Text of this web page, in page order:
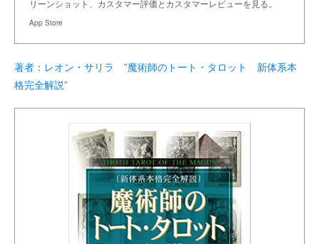
リーンショット、カスタマー評価とカスタマーレビューを見る。
App Store
著者：レオン・サリラ ”魔術師のトート・タロット 新体系本
格完全解説”